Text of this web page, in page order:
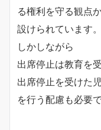
る権利を守る観点
設けられています。
しかしながら
出席停止は教育を
出席停止を受けた
を行う配慮も必要で